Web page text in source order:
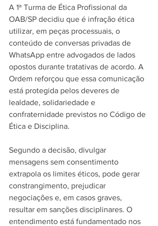
A 1ª Turma de Ética Profissional da
OAB/SP decidiu que é infração ética
utilizar, em peças processuais, o
conteúdo de conversas privadas de
WhatsApp entre advogados de lados
opostos durante tratativas de acordo. A
Ordem reforçou que essa comunicação
está protegida pelos deveres de
lealdade, solidariedade e
confraternidade previstos no Código de
Ética e Disciplina.
Segundo a decisão, divulgar
mensagens sem consentimento
extrapola os limites éticos, pode gerar
constrangimento, prejudicar
negociações e, em casos graves,
resultar em sanções disciplinares. O
entendimento está fundamentado nos